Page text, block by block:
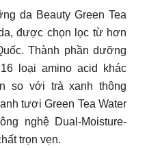
da Beauty Green Tea
được chọn lọc từ hơn
Thành phần dưỡng
loại amino acid khác
so với trà xanh thông
tươi Green Tea Water
nghệ Dual-Moisture-
trọn vẹn.